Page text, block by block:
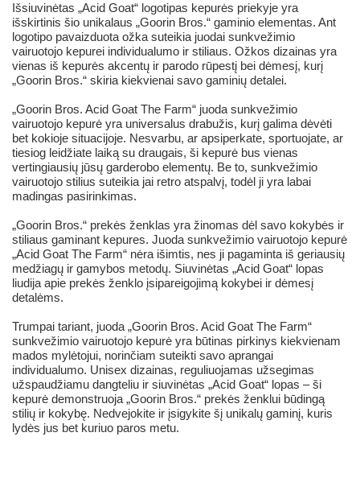
Išsiuvinėtas „Acid Goat“ logotipas kepurės priekyje yra
išskirtinis šio unikalaus „Goorin Bros.“ gaminio elementas. Ant
logotipo pavaizduota ožka suteikia juodai sunkvežimio
vairuotojo kepurei individualumo ir stiliaus. Ožkos dizainas yra
vienas iš kepurės akcentų ir parodo rūpestį bei dėmesį, kurį
„Goorin Bros.“ skiria kiekvienai savo gaminių detalei.
„Goorin Bros. Acid Goat The Farm“ juoda sunkvežimio
vairuotojo kepurė yra universalus drabužis, kurį galima dėvėti
bet kokioje situacijoje. Nesvarbu, ar apsiperkate, sportuojate, ar
tiesiog leidžiate laiką su draugais, ši kepurė bus vienas
vertingiausių jūsų garderobo elementų. Be to, sunkvežimio
vairuotojo stilius suteikia jai retro atspalvį, todėl ji yra labai
madingas pasirinkimas.
„Goorin Bros.“ prekės ženklas yra žinomas dėl savo kokybės ir
stiliaus gaminant kepures. Juoda sunkvežimio vairuotojo kepurė
„Acid Goat The Farm“ nėra išimtis, nes ji pagaminta iš geriausių
medžiagų ir gamybos metodų. Siuvinėtas „Acid Goat“ lopas
liudija apie prekės ženklo įsipareigojimą kokybei ir dėmesį
detalėms.
Trumpai tariant, juoda „Goorin Bros. Acid Goat The Farm“
sunkvežimio vairuotojo kepurė yra būtinas pirkinys kiekvienam
mados mylėtojui, norinčiam suteikti savo aprangai
individualumo. Unisex dizainas, reguliuojamas užsegimas
užspaudžiamu dangteliu ir siuvinėtas „Acid Goat“ lopas – ši
kepurė demonstruoja „Goorin Bros.“ prekės ženklui būdingą
stilių ir kokybę. Nedvejokite ir įsigykite šį unikalų gaminį, kuris
lydės jus bet kuriuo paros metu.